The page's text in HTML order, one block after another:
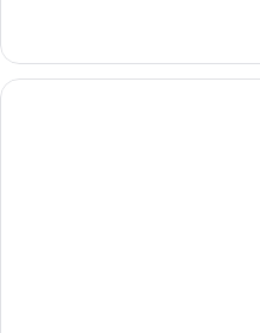
す
る
台
シ
ブ
ル
ベ